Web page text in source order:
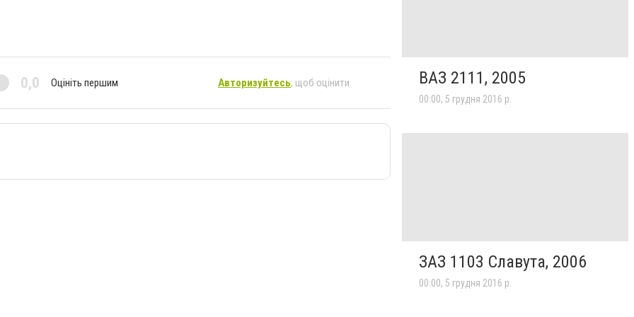
0,0 Оцініть першим Авторизуйтесь, щоб оцінити ВАЗ 2111, 2005
00:00, 5 грудня 2016 р.
ЗАЗ 1103 Славута, 2006
00:00, 5 грудня 2016 р.